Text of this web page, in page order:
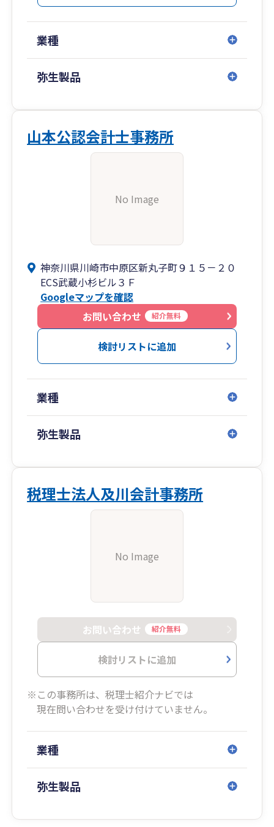
業種
弥生製品
山本公認会計士事務所
No Image
神奈川県川崎市中原区新丸子町９１５－２０
ECS武蔵小杉ビル３Ｆ
Googleマップを確認
お問い合わせ
紹介無料
検討リストに追加
業種
弥生製品
税理士法人及川会計事務所
No Image
お問い合わせ 紹介無料
検討リストに追加
※この事務所は、税理士紹介ナビでは
現在問い合わせを受け付けていません。
業種
弥生製品